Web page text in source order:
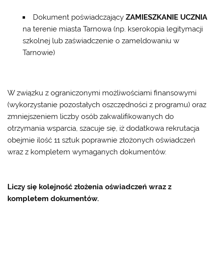
Dokument poświadczający ZAMIESZKANIE UCZNIA
na terenie miasta Tarnowa (np. kserokopia legitymacji
szkolnej lub zaświadczenie o zameldowaniu w
Tarnowie)
W związku z ograniczonymi możliwościami finansowymi
(wykorzystanie pozostałych oszczędności z programu) oraz
zmniejszeniem liczby osób zakwalifikowanych do
otrzymania wsparcia, szacuje się, iż dodatkowa rekrutacja
obejmie ilość 11 sztuk poprawnie złożonych oświadczeń
wraz z kompletem wymaganych dokumentów.
Liczy się kolejność złożenia oświadczeń wraz z
kompletem dokumentów.